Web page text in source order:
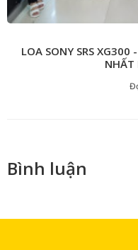
LOA SONY SRS XG300
NHẤT
Bình luận